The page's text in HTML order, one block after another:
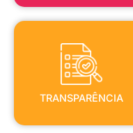
TRANSPARÊNCIA
TRANSPARÊNCIA